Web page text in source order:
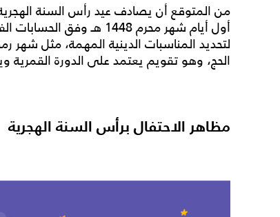
من المتوقع أن يصادف عيد رأس السنة
أول أيام شهر محرم 1448
لتحديد المناسبات الدينية المهمة، مثل
الحج، وهو تقويم يعتمد على الدورة
مظاهر الاحتفال برأس السنة الهجرية